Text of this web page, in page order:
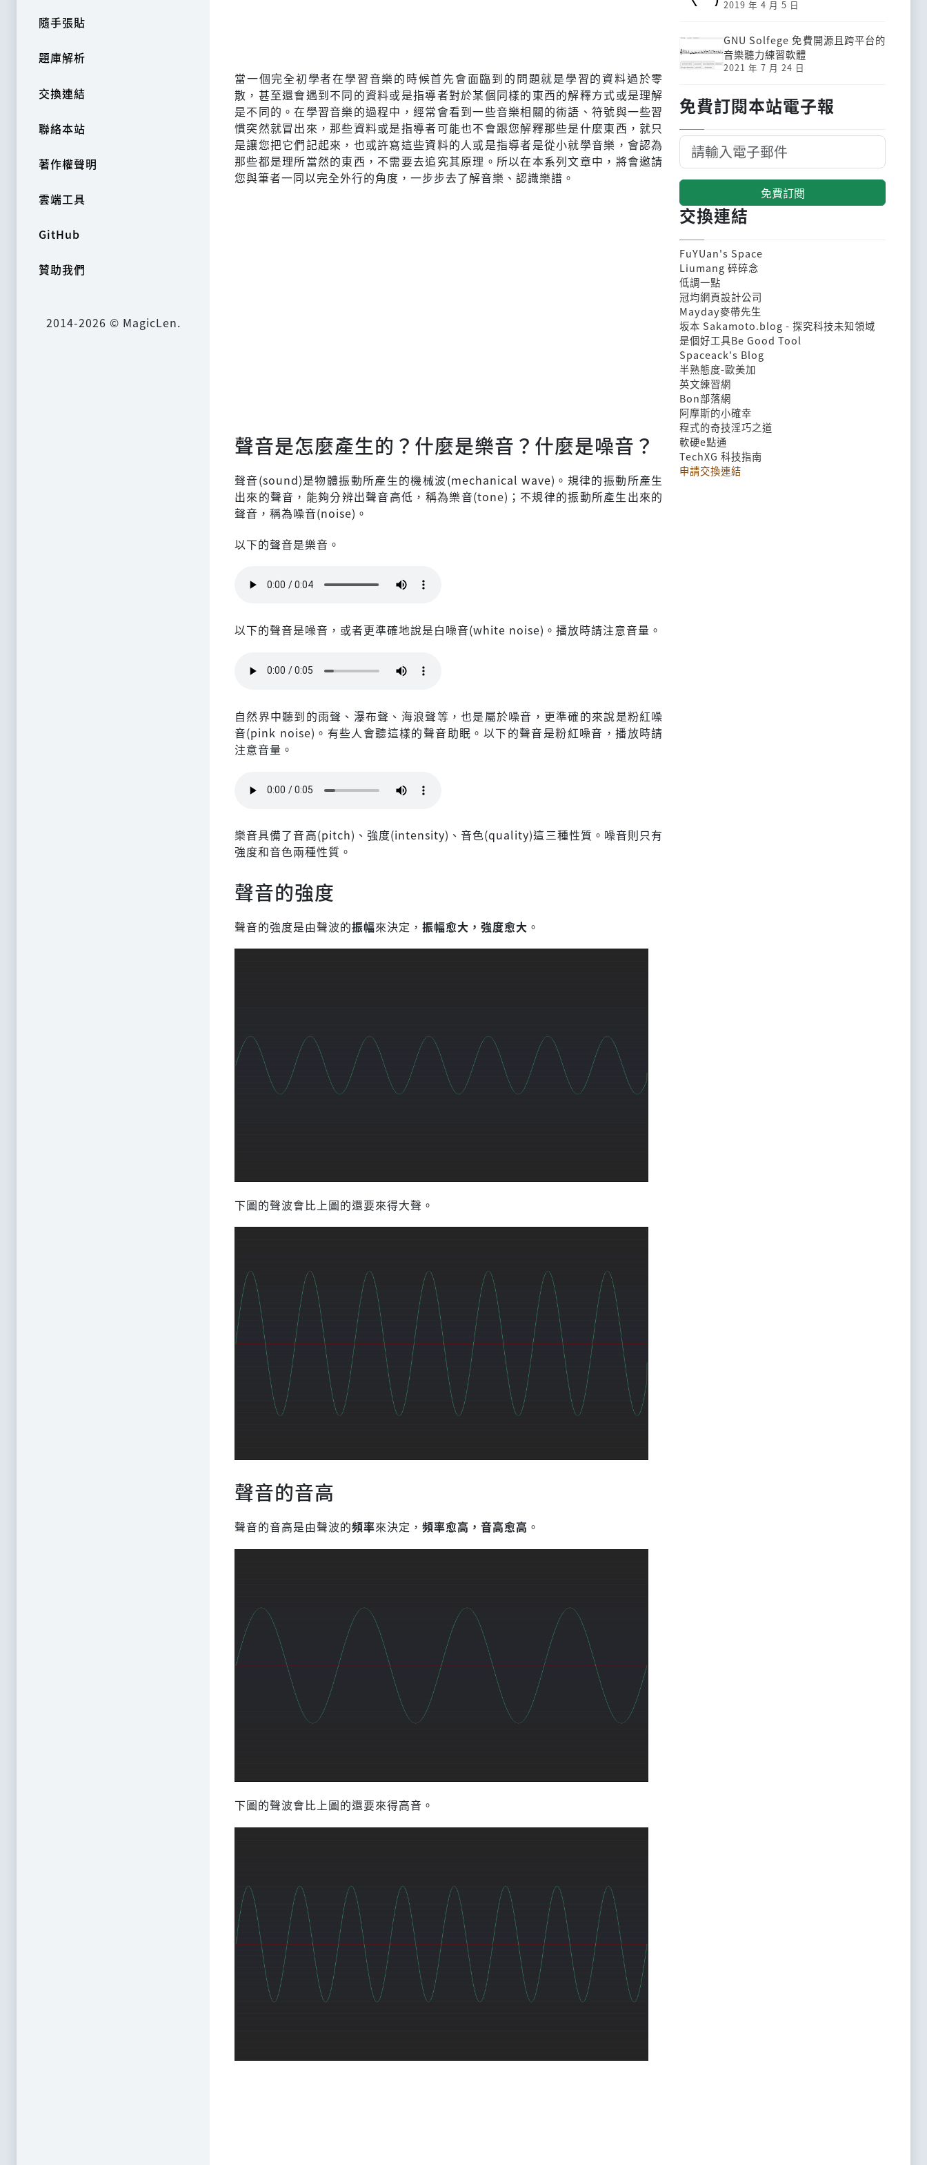
隨手張貼
題庫解析
交換連結
聯絡本站
著作權聲明
雲端工具
GitHub
贊助我們
2014-2026 © MagicLen.
當一個完全初學者在學習音樂的時候首先會面臨到的問題就是學習的資料過於零
散，甚至還會遇到不同的資料或是指導者對於某個同樣的東西的解釋方式或是理解
是不同的。在學習音樂的過程中，經常會看到一些音樂相關的術語、符號與一些習
慣突然就冒出來，那些資料或是指導者可能也不會跟您解釋那些是什麼東西，就只
是讓您把它們記起來，也或許寫這些資料的人或是指導者是從小就學音樂，會認為
那些都是理所當然的東西，不需要去追究其原理。所以在本系列文章中，將會邀請
您與筆者一同以完全外行的角度，一步步去了解音樂、認識樂譜。
聲音是怎麼產生的？什麼是樂音？什麼是噪音？
聲音(sound)是物體振動所產生的機械波(mechanical wave)。規律的振動所產生
出來的聲音，能夠分辨出聲音高低，稱為樂音(tone)；不規律的振動所產生出來的
聲音，稱為噪音(noise)。
以下的聲音是樂音。
以下的聲音是噪音，或者更準確地說是白噪音(white noise)。播放時請注意音量。
自然界中聽到的雨聲、瀑布聲、海浪聲等，也是屬於噪音，更準確的來說是粉紅噪
音(pink noise)。有些人會聽這樣的聲音助眠。以下的聲音是粉紅噪音，播放時請
注意音量。
樂音具備了音高(pitch)、強度(intensity)、音色(quality)這三種性質。噪音則只有
強度和音色兩種性質。
聲音的強度
聲音的強度是由聲波的振幅來決定， 振幅愈大，強度愈大 。
下圖的聲波會比上圖的還要來得大聲。
聲音的音高
聲音的音高是由聲波的頻率來決定， 頻率愈高，音高愈高 。
下圖的聲波會比上圖的還要來得高音。
2019 年 4 月 5 日
GNU Solfege 免費開源且跨平台的
音樂聽力練習軟體
2021 年 7 月 24 日
免費訂閱本站電子報
免費訂閱
交換連結
FuYUan's Space
Liumang 碎碎念
低調一點
冠均網頁設計公司
Mayday麥帶先生
坂本 Sakamoto.blog - 探究科技未知領域
是個好工具Be Good Tool
Spaceack's Blog
半熟態度-歐美加
英文練習網
Bon部落網
阿摩斯的小確幸
程式的奇技淫巧之道
軟硬e點通
TechXG 科技指南
申請交換連結